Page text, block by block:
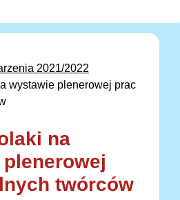
2021/2022
wystawie plenerowej prac
na
twórców